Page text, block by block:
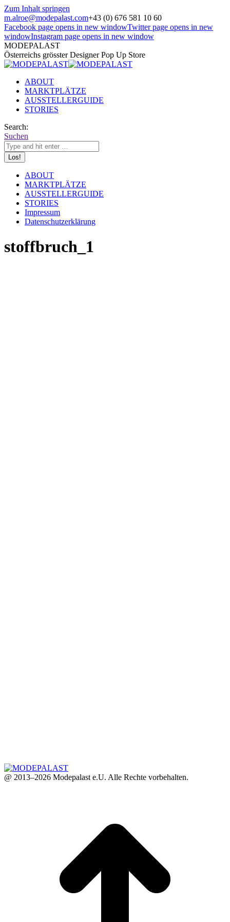
Zum Inhalt springen
m.alroe@modepalast.com+43 (0) 676 581 10 60
Facebook page opens in new windowTwitter page opens in new
windowInstagram page opens in new window
MODEPALAST
Österreichs grösster Designer Pop Up Store
ABOUT
MARKTPLÄTZE
AUSSTELLERGUIDE
STORIES
Search:
Suchen
ABOUT
MARKTPLÄTZE
AUSSTELLERGUIDE
STORIES
Impressum
Datenschutzerklärung
stoffbruch_1
@ 2013–2026 Modepalast e.U. Alle Rechte vorbehalten.